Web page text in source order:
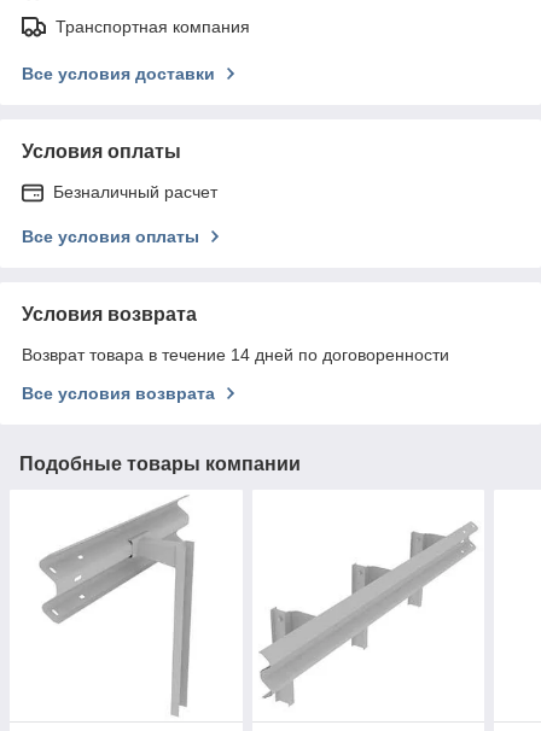
Транспортная компания
Все условия доставки
Условия оплаты
Безналичный расчет
Все условия оплаты
Условия возврата
Возврат товара в течение 14 дней по договоренности
Все условия возврата
Подобные товары компании